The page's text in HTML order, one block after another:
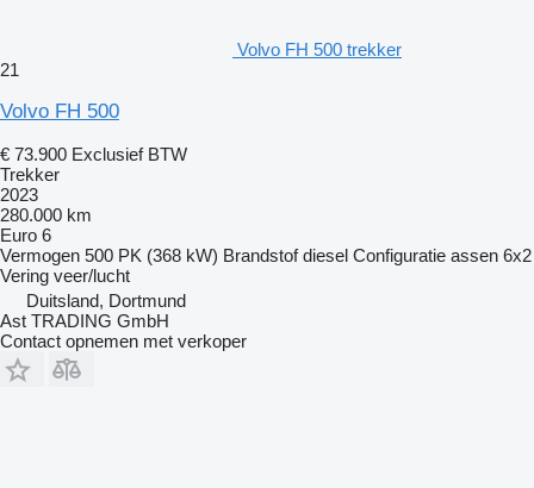
Volvo FH 500 trekker
21
Volvo FH 500
€ 73.900 Exclusief BTW
Trekker
2023
280.000 km
Euro 6
Vermogen 500 PK (368 kW) Brandstof diesel Configuratie assen 6x2
Vering veer/lucht
Duitsland, Dortmund
Ast TRADING GmbH
Contact opnemen met verkoper